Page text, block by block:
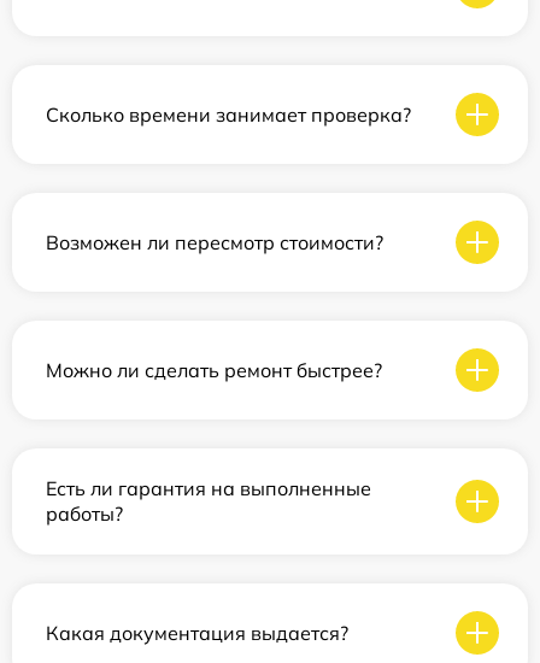
Сколько времени занимает проверка?
Возможен ли пересмотр стоимости?
Можно ли сделать ремонт быстрее?
Есть ли гарантия на выполненные
работы?
Какая документация выдается?